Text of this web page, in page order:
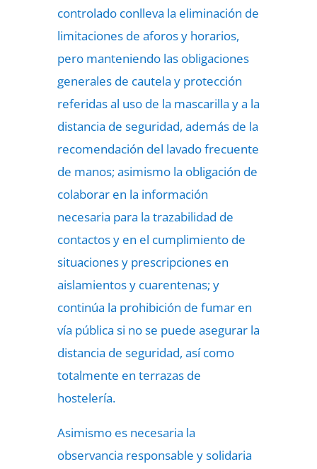
controlado conlleva la eliminación de
limitaciones de aforos y horarios,
pero manteniendo las obligaciones
generales de cautela y protección
referidas al uso de la mascarilla y a la
distancia de seguridad, además de la
recomendación del lavado frecuente
de manos; asimismo la obligación de
colaborar en la información
necesaria para la trazabilidad de
contactos y en el cumplimiento de
situaciones y prescripciones en
aislamientos y cuarentenas; y
continúa la prohibición de fumar en
vía pública si no se puede asegurar la
distancia de seguridad, así como
totalmente en terrazas de
hostelería.
Asimismo es necesaria la
observancia responsable y solidaria